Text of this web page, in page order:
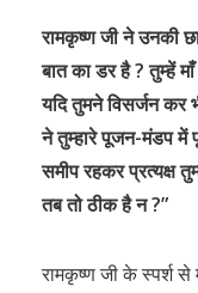
रामकृष्ण जी ने उनकी
बात का डर है ? तुम्हें
यदि तुमने विसर्जन कर
ने तुम्हारे पूजन-मंडप
समीप रहकर प्रत्यक्ष
तब तो ठीक है न ?”
रामकृष्ण जी के स्पर्श